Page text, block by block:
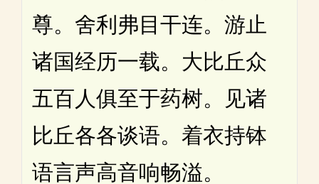
尊。舍利弗目干连。游止
诸国经历一载。大比丘众
五百人俱至于药树。见诸
比丘各各谈语。着衣持钵
语言声高音响畅溢。